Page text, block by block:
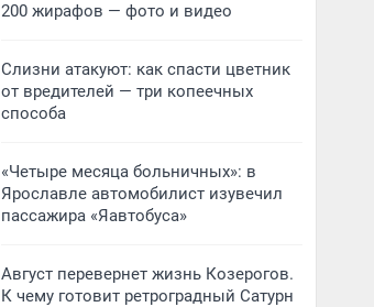
200 жирафов — фото и видео
Слизни атакуют: как спасти цветник
от вредителей — три копеечных
способа
«Четыре месяца больничных»: в
Ярославле автомобилист изувечил
пассажира «Яавтобуса»
Август перевернет жизнь Козерогов.
К чему готовит ретроградный Сатурн